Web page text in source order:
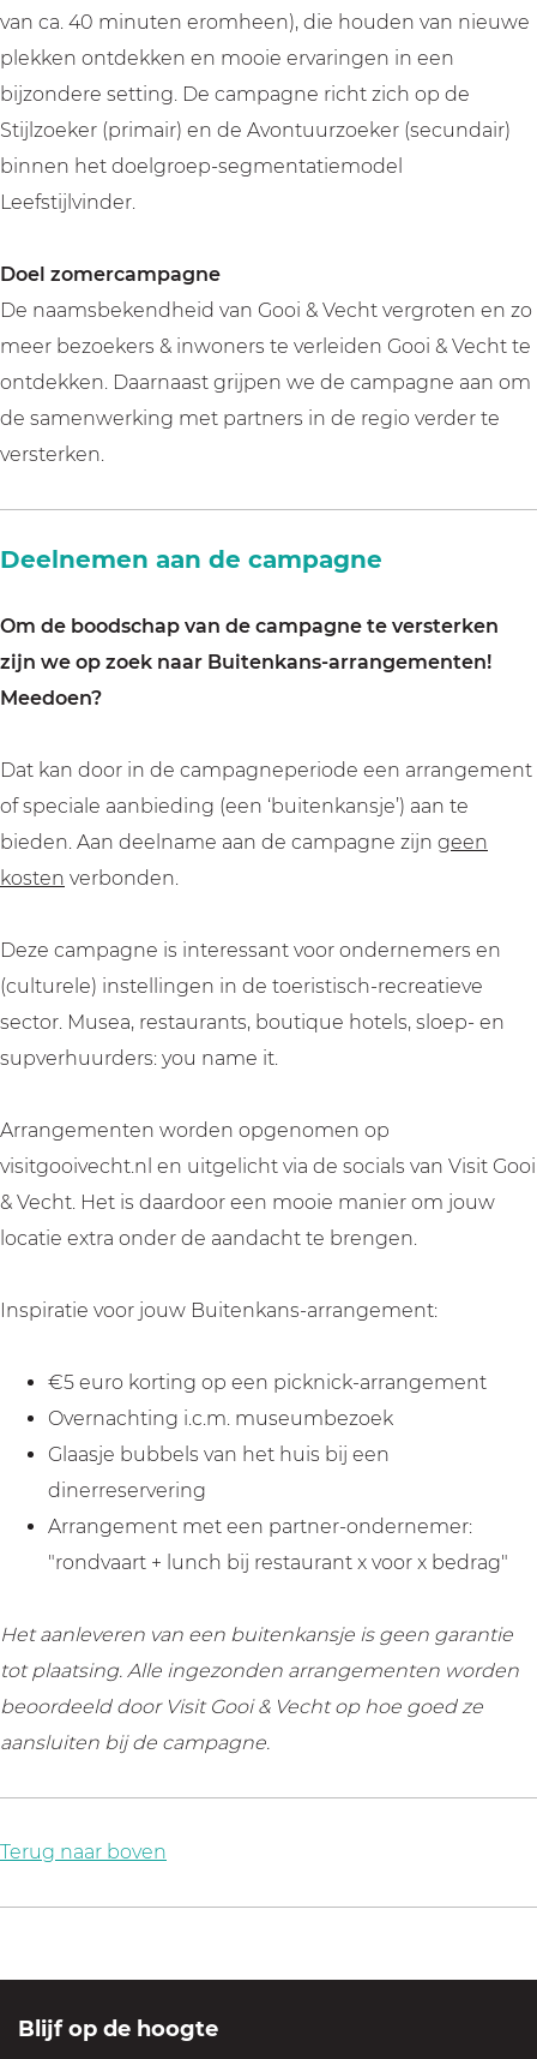
van ca. 40 minuten eromheen), die houden van nieuwe
plekken ontdekken en mooie ervaringen in een
bijzondere setting. De campagne richt zich op de
Stijlzoeker (primair) en de Avontuurzoeker (secundair)
binnen het doelgroep-segmentatiemodel
Leefstijlvinder.
Doel zomercampagne
De naamsbekendheid van Gooi & Vecht vergroten en zo
meer bezoekers & inwoners te verleiden Gooi & Vecht te
ontdekken. Daarnaast grijpen we de campagne aan om
de samenwerking met partners in de regio verder te
versterken.
Deelnemen aan de campagne
Om de boodschap van de campagne te versterken
zijn we op zoek naar Buitenkans-arrangementen!
Meedoen?
Dat kan door in de campagneperiode een arrangement
of speciale aanbieding (een ‘buitenkansje’) aan te
bieden. Aan deelname aan de campagne zijn geen
kosten verbonden.
Deze campagne is interessant voor ondernemers en
(culturele) instellingen in de toeristisch-recreatieve
sector. Musea, restaurants, boutique hotels, sloep- en
supverhuurders: you name it.
Arrangementen worden opgenomen op
visitgooivecht.nl en uitgelicht via de socials van Visit Gooi
& Vecht. Het is daardoor een mooie manier om jouw
locatie extra onder de aandacht te brengen.
Inspiratie voor jouw Buitenkans-arrangement:
€5 euro korting op een picknick-arrangement
Overnachting i.c.m. museumbezoek
Glaasje bubbels van het huis bij een
dinerreservering
Arrangement met een partner-ondernemer:
"rondvaart + lunch bij restaurant x voor x bedrag"
Het aanleveren van een buitenkansje is geen garantie
tot plaatsing. Alle ingezonden arrangementen worden
beoordeeld door Visit Gooi & Vecht op hoe goed ze
aansluiten bij de campagne.
Terug naar boven
Blijf op de hoogte